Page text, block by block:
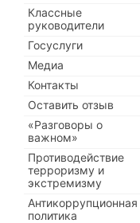
Классные
руководители
Госуслуги
Медиа
Контакты
Оставить отзыв
«Разговоры о
важном»
Противодействие
терроризму и
экстремизму
Антикоррупционная
политика